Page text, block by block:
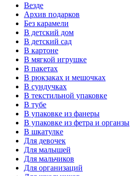
Везде
Архив подарков
Без карамели
В детский дом
В детский сад
В картоне
В мягкой игрушке
В пакетах
В рюкзаках и мешочках
В сундучках
В текстильной упаковке
В тубе
В упаковке из фанеры
В упаковке из фетра и органзы
В шкатулке
Для девочек
Для малышей
Для мальчиков
Для организаций